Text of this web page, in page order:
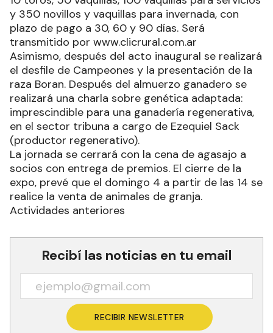
y 350 novillos y vaquillas para invernada, con
plazo de pago a 30, 60 y 90 días. Será
transmitido por www.clicrural.com.ar
Asimismo, después del acto inaugural se realizará
el desfile de Campeones y la presentación de la
raza Boran. Después del almuerzo ganadero se
realizará una charla sobre genética adaptada:
imprescindible para una ganadería regenerativa,
en el sector tribuna a cargo de Ezequiel Sack
(productor regenerativo).
La jornada se cerrará con la cena de agasajo a
socios con entrega de premios. El cierre de la
expo, prevé que el domingo 4 a partir de las 14 se
realice la venta de animales de granja.
Actividades anteriores
Recibí las noticias en tu email
RECIBIR NEWSLETTER